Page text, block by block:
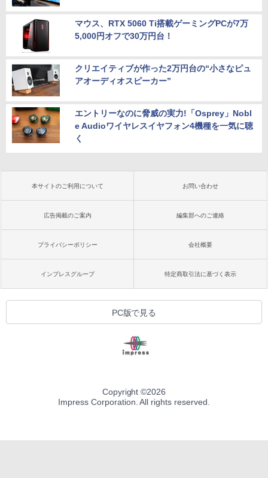
マウス、RTX 5060 Ti搭載ゲーミングPCが7万
5,000円オフで30万円台！
クリエイティブが作った2万円台の“小さなピュ
アオーディオスピーカー”
エントリーなのに脅威の実力!「Osprey」Nobl
e Audioワイヤレスイヤフォン4機種を一気に聴
く
本サイトのご利用について お問い合わせ
広告掲載のご案内 編集部へのご連絡
プライバシーポリシー 会社概要
インプレスグループ 特定商取引法に基づく表示
PC版で見る
Copyright ©2026
Impress Corporation. All rights reserved.